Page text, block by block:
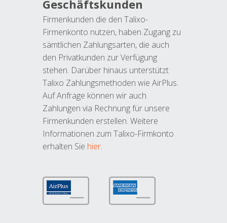
Geschäftskunden
Firmenkunden die den Talixo-
Firmenkonto nutzen, haben Zugang zu
sämtlichen Zahlungsarten, die auch
den Privatkunden zur Verfügung
stehen. Darüber hinaus unterstützt
Talixo Zahlungsmethoden wie AirPlus.
Auf Anfrage können wir auch
Zahlungen via Rechnung für unsere
Firmenkunden erstellen. Weitere
Informationen zum Talixo-Firmkonto
erhalten Sie hier.